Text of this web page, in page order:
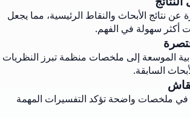
نتائج الأبحاث والنقاط الرئيسية، مما يجعل
أكثر سهولة في الفهم.
الموسعة إلى ملخصات منظمة تبرز النظريات
السابقة.
في ملخصات واضحة تؤكد التفسيرات المهمة